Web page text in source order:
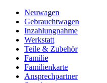
Neuwagen
Gebrauchtwagen
Inzahlungnahme
Werkstatt
Teile & Zubehör
Familie
Familienkarte
Ansprechpartner